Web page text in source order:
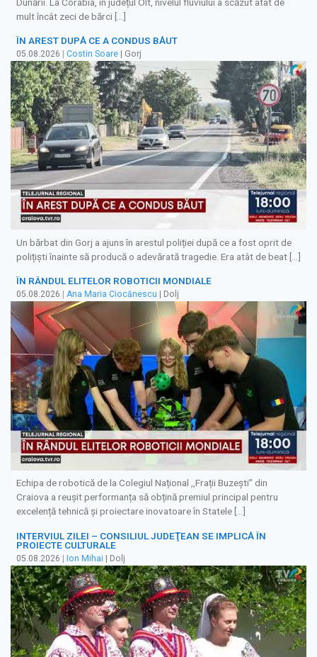
mult încât zeci de bărci […]
ÎN AREST DUPĂ CE A CONDUS BĂUT
05.08.2026 Costin Soare | Gorj
Un bărbat din Gorj a ajuns în arestul poliției după ce a fost oprit de
polițiști înainte să producă o adevărată tragedie. Era atât de beat […]
ÎN RÂNDUL ELITELOR ROBOTICII MONDIALE
05.08.2026 Ana Maria Ciocănescu | Dolj
Echipa de robotică de la Colegiul Național ,,Frații Buzești” din
Craiova a reușit performanța să obțină premiul principal pentru
excelență tehnică și proiectare inovatoare în Statele […]
INTERVIUL ZILEI – CONSILIUL JUDEŢEAN SE IMPLICĂ ÎN
PROIECTE CULTURALE
05.08.2026 | Ion Mihai | Dolj